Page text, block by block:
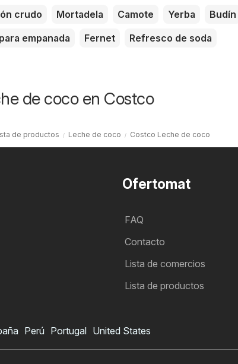
crudo Mortadela Camote Yerba
Budín
empanada Fernet
Refresco de soda
de coco en Costco
de productos Leche de coco Costco Leche de coco
Ofertomat
FAQ
Contacto
Lista de comercios
Lista de productos
Perú Portugal United States